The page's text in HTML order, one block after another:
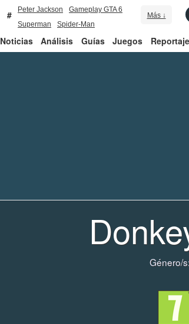
Peter Jackson
Gameplay GTA 6
Superman
Spider-Man
Más ↓
Noticias Análisis Guías Juegos
Género/s: